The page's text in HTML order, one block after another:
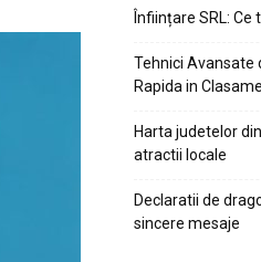
Înființare SRL:
Tehnici Avansate
Rapida in
Harta judetelor
atractii locale
Declaratii de
sincere mesaje